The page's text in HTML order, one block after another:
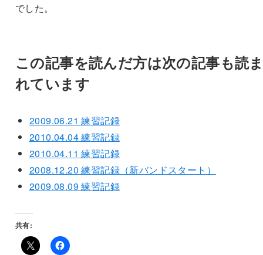
でした。
この記事を読んだ方は次の記事も読
れています
2009.06.21 練習記録
2010.04.04 練習記録
2010.04.11 練習記録
2008.12.20 練習記録（新バンドスタート）
2009.08.09 練習記録
共有: